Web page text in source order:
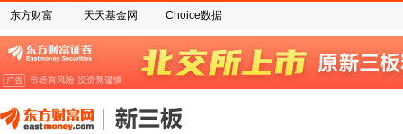
东方财富 天天基金网 Choice数据